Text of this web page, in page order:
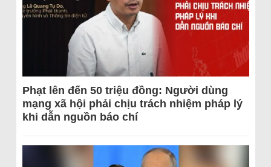
Phạt lên đến 50 triệu đồng: Người dùng
mạng xã hội phải chịu trách nhiệm pháp lý
khi dẫn nguồn báo chí